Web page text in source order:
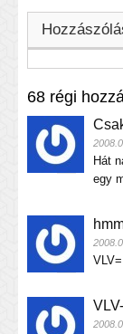
68 régi
Hát
egy